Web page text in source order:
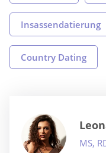
Insassendatierung
Country Dating
MS,